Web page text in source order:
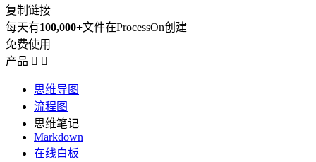
复制链接
每天有100,000+文件在ProcessOn创建
免费使用
产品  
思维导图
流程图
思维笔记
Markdown
在线白板